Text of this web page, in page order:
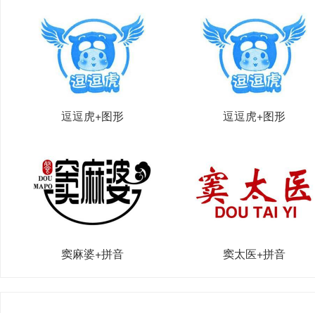
逗逗虎+图形 逗逗虎+图形
窦麻婆+拼音 窦太医+拼音